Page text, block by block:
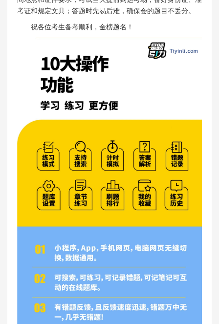
考证和规定文具；答题时先易后难，确保会的题目不丢分。
祝各位考生备考顺利，金榜题名！